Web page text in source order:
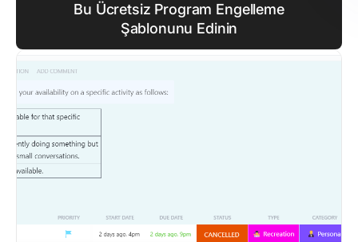
Bu Ücretsiz Program Engelleme
Şablonunu Edinin